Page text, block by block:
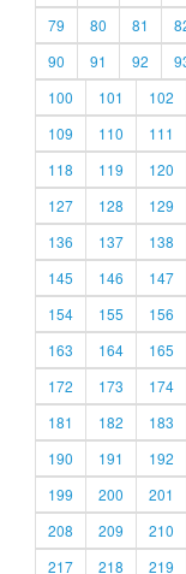
79
80 81
90
91 92
100
101 102
109
110 111
118
119 120
127
128 129
136
137 138
145
146 147
154
155 156
163
164 165
172
173 174
181
182 183
190
191 192
199
200 201
208
209 210
217
218 219